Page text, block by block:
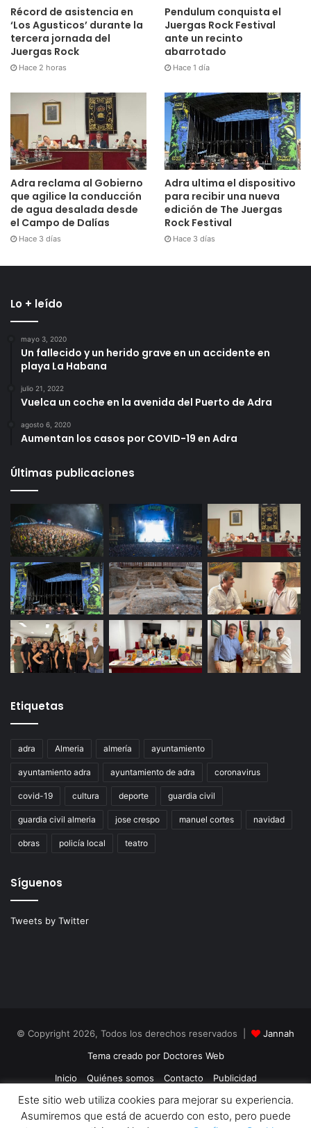
Récord de asistencia en
‘Los Agusticos’ durante la
tercera jornada del
Juergas Rock
Hace 2 horas
Pendulum conquista el
Juergas Rock Festival
ante un recinto
abarrotado
Hace 1 día
Adra reclama al Gobierno
que agilice la conducción
de agua desalada desde
el Campo de Dalías
Hace 3 días
Adra ultima el dispositivo
para recibir una nueva
edición de The Juergas
Rock Festival
Hace 3 días
Lo + leído
mayo 3, 2020
Un fallecido y un herido grave en un accidente en
playa La Habana
julio 21, 2022
Vuelca un coche en la avenida del Puerto de Adra
agosto 6, 2020
Aumentan los casos por COVID-19 en Adra
Últimas publicaciones
Etiquetas
adra Almeria almería ayuntamiento
ayuntamiento adra ayuntamiento de adra coronavirus
covid-19 cultura deporte guardia civil
guardia civil almeria jose crespo manuel cortes navidad
obras policía local teatro
Síguenos
Tweets by Twitter
© Copyright 2026, Todos los derechos reservados |
Jannah
Tema creado por Doctores Web
Inicio
Quiénes somos Contacto
Publicidad
Política de Cookies
Política de Privacidad
Facebook
Twitter
Este sitio web utiliza cookies para mejorar su experiencia.
Asumiremos que está de acuerdo con esto, pero puede